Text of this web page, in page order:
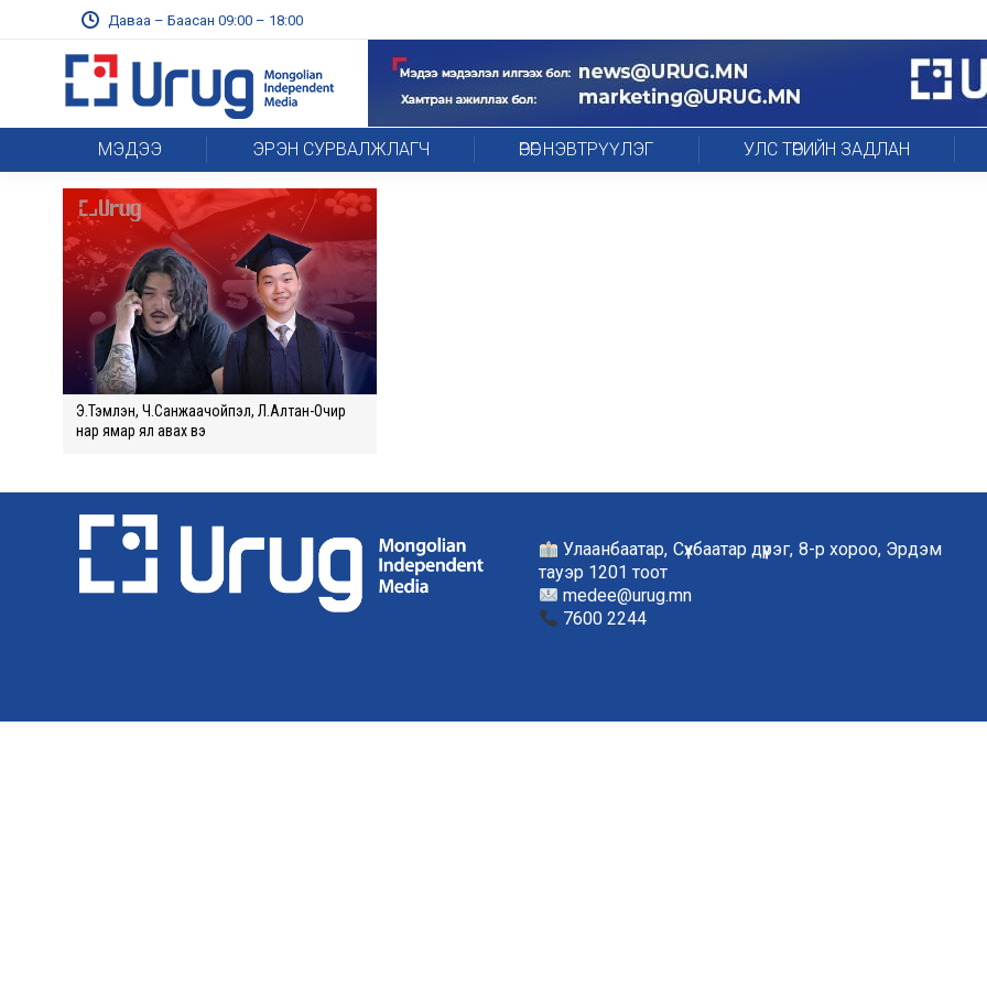
Даваа – Баасан 09:00 – 18:00
МЭДЭЭ ЭРЭН СУРВАЛЖЛАГЧ ӨРӨГ НЭВТРҮҮЛЭГ УЛС ТӨРИЙН ЗАДЛАН
Э.Тэмүүлэн, Ч.Санжаачойпэл, Л.Алтан-Очир
нар ямар ял авах вэ
Улаанбаатар, Сүхбаатар дүүрэг, 8-р хороо, Эрдэм
тауэр 1201 тоот
medee@urug.mn
7600 2244